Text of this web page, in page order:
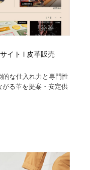
イト l 皮革販売
的な仕入れ力と専門性
がる革を提案・安定供